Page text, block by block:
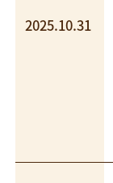
2025.10.31